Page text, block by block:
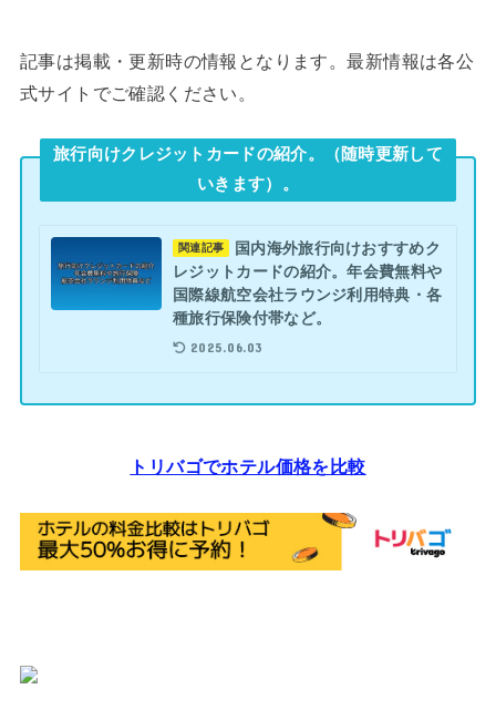
記事は掲載・更新時の情報となります。最新情報は各公
式サイトでご確認ください。
旅行向けクレジットカードの紹介。（随時更新して
いきます）。
関連記事
国内海外旅行向けおすすめク
レジットカードの紹介。年会費無料や
国際線航空会社ラウンジ利用特典・各
種旅行保険付帯など。
2025.06.03
トリバゴでホテル価格を比較